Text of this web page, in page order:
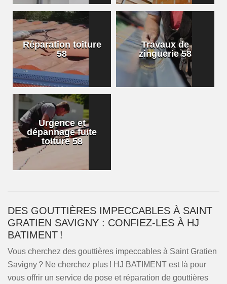
Réparation toiture
58
Travaux de
zinguerie 58
Urgence et
dépannage fuite
toiture 58
DES GOUTTIÈRES IMPECCABLES À SAINT
GRATIEN SAVIGNY : CONFIEZ-LES À HJ
BATIMENT !
Vous cherchez des gouttières impeccables à Saint Gratien
Savigny ? Ne cherchez plus ! HJ BATIMENT est là pour
vous offrir un service de pose et réparation de gouttières